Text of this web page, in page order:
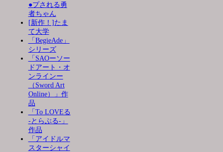
●プされる勇
者ちゃん
[新作！]たま
て大学
「BegieAde」
シリーズ
「SAOーソー
ドアート・オ
ンラインー
（Sword Art
Online）」作
品
「To LOVEる
-とらぶる-」
作品
「アイドルマ
スターシャイ